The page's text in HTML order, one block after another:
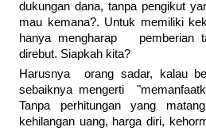
dukungan dana, tanpa pengikut
mau kemana?. Untuk memiliki
hanya mengharap pemberian
direbut. Siapkah kita?
Harusnya orang sadar, kalau
sebaiknya mengerti
Tanpa perhitungan yang
kehilangan uang, harga diri,